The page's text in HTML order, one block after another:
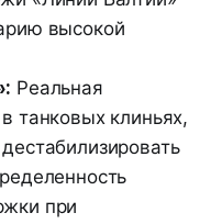
высокой
Реальная
танковых клиньях,
при